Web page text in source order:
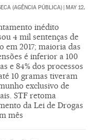
(AGÊNCIA PÚBLICA)
MAY 12,
inédito
4 mil sentenças de
em 2017; maioria das
é inferior a 100
e 84% dos processos
10 gramas tiveram
exclusivo de
STF retoma
da Lei de Drogas
mês